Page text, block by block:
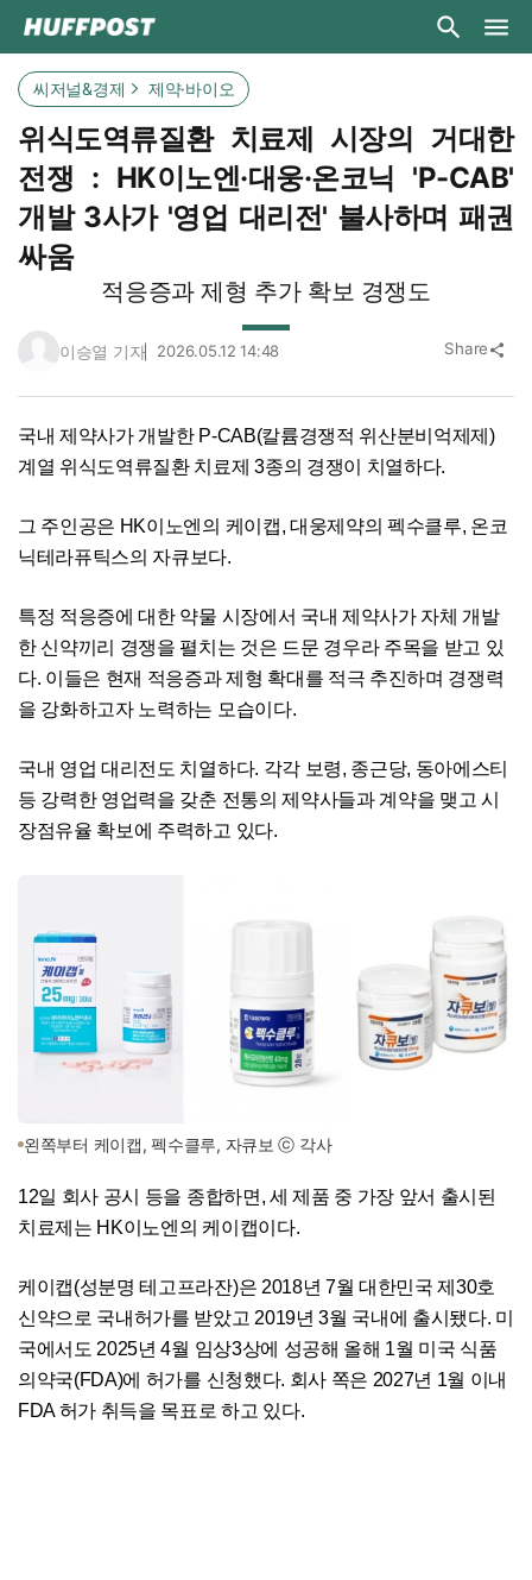
씨저널&경제 제약·바이오
위식도역류질환 치료제 시장의 거대한
전쟁 : HK이노엔·대웅·온코닉 'P-CAB'
개발 3사가 '영업 대리전' 불사하며 패권
싸움
적응증과 제형 추가 확보 경쟁도
이승열 기자 2026.05.12 14:48 Share share
국내 제약사가 개발한 P-CAB(칼륨경쟁적 위산분비억제제)
계열 위식도역류질환 치료제 3종의 경쟁이 치열하다.
그 주인공은 HK이노엔의 케이캡, 대웅제약의 펙수클루, 온코
닉테라퓨틱스의 자큐보다.
특정 적응증에 대한 약물 시장에서 국내 제약사가 자체 개발
한 신약끼리 경쟁을 펼치는 것은 드문 경우라 주목을 받고 있
다. 이들은 현재 적응증과 제형 확대를 적극 추진하며 경쟁력
을 강화하고자 노력하는 모습이다.
국내 영업 대리전도 치열하다. 각각 보령, 종근당, 동아에스티
등 강력한 영업력을 갖춘 전통의 제약사들과 계약을 맺고 시
장점유율 확보에 주력하고 있다.
왼쪽부터 케이캡, 펙수클루, 자큐보 ⓒ 각사
12일 회사 공시 등을 종합하면, 세 제품 중 가장 앞서 출시된
치료제는 HK이노엔의 케이캡이다.
케이캡(성분명 테고프라잔)은 2018년 7월 대한민국 제30호
신약으로 국내허가를 받았고 2019년 3월 국내에 출시됐다. 미
국에서도 2025년 4월 임상3상에 성공해 올해 1월 미국 식품
의약국(FDA)에 허가를 신청했다. 회사 쪽은 2027년 1월 이내
FDA 허가 취득을 목표로 하고 있다.